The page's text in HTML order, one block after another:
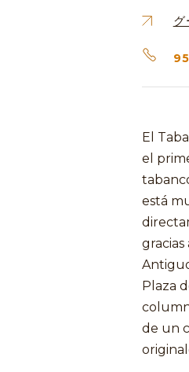
グ
El
el
está
Plaza
de un